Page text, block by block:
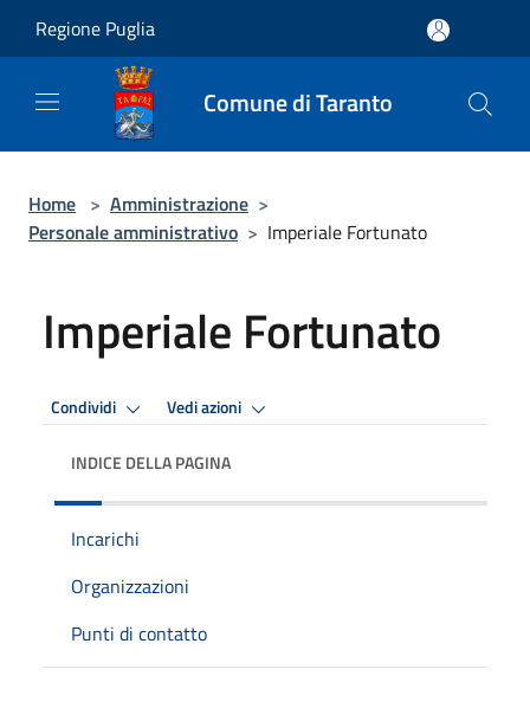
Regione Puglia
Comune di Taranto
Home > Amministrazione >
Personale amministrativo > Imperiale Fortunato
Imperiale Fortunato
Condividi Vedi azioni
INDICE DELLA PAGINA
Incarichi
Organizzazioni
Punti di contatto